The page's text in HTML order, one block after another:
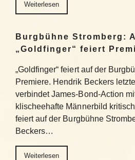
Weiterlesen
Burgbühne Stromberg:
„Goldfinger“ feiert
„Goldfinger“ feiert auf der
Premiere. Hendrik Beckers
verbindet James-Bond-Action
klischeehafte Männerbild
feiert auf der Burgbühne
Beckers…
Weiterlesen